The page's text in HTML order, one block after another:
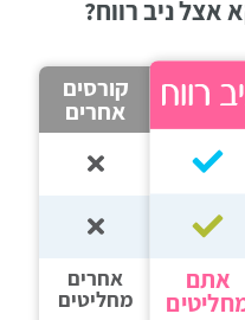
אצל ניב רווח?
אתם
קורסים
אחרים
אחרים
מחליטים